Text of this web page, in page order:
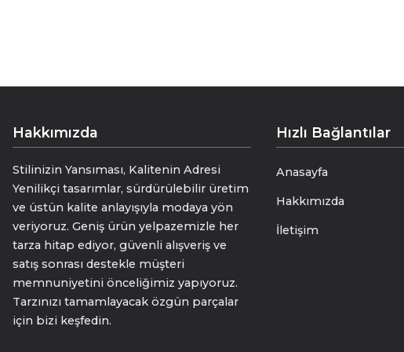
Hakkımızda
Stilinizin Yansıması, Kalitenin Adresi
Yenilikçi tasarımlar, sürdürülebilir üretim
ve üstün kalite anlayışıyla modaya yön
veriyoruz. Geniş ürün yelpazemizle her
tarza hitap ediyor, güvenli alışveriş ve
satış sonrası destekle müşteri
memnuniyetini önceliğimiz yapıyoruz.
Tarzınızı tamamlayacak özgün parçalar
için bizi keşfedin.
Hızlı Bağlantılar
Anasayfa
Hakkımızda
İletişim